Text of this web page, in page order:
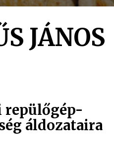
JÁNOS
repülőgép-
áldozataira